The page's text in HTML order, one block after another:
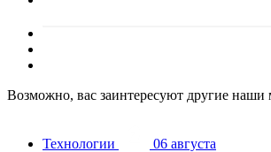
Возможно, вас заинтересуют другие наши
Технологии 06 августа